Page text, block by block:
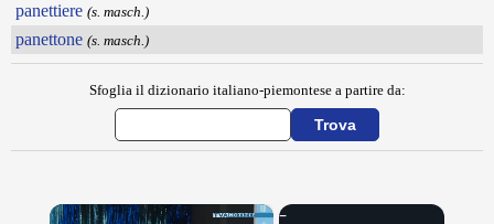
panettiere (s. masch.)
panettone (s. masch.)
Sfoglia il dizionario italiano-piemontese a partire da:
×